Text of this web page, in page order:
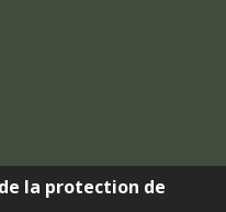
la protection de